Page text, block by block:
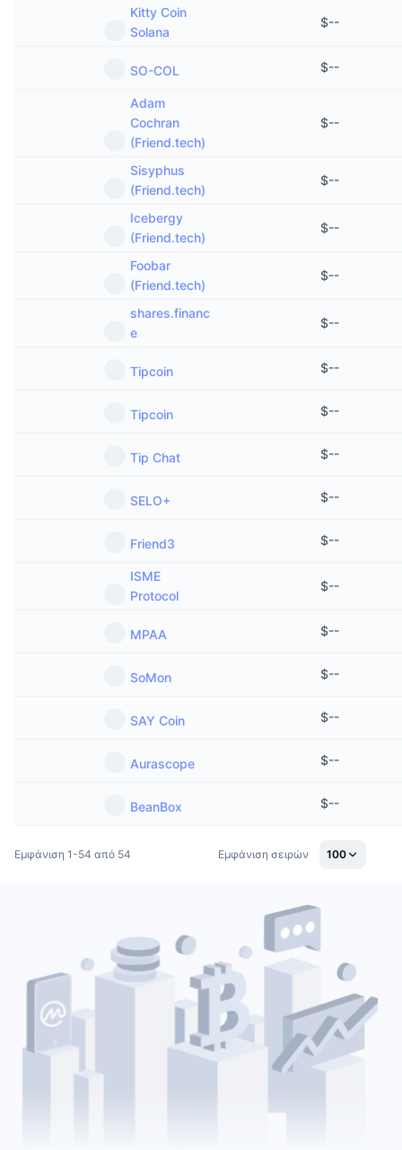
Kitty Coin
Solana
$--
SO-COL $--
Adam
Cochran
(Friend.tech)
$--
Sisyphus
(Friend.tech)
$--
Icebergy
(Friend.tech)
$--
Foobar
(Friend.tech)
$--
shares.financ
e
$--
Tipcoin $--
Tipcoin $--
Tip Chat $--
SELO+ $--
Friend3 $--
ISME
Protocol
$--
MPAA $--
SoMon $--
SAY Coin $--
Aurascope $--
BeanBox $--
Εμφάνιση 1-54 από 54 Εμφάνιση σειρών 100